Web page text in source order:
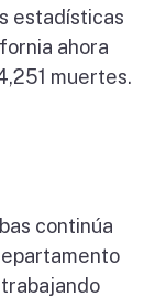
estadísticas
ahora
muertes.
continúa